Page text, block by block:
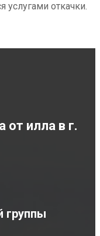
услугами откачки.
от илла в г.
группы